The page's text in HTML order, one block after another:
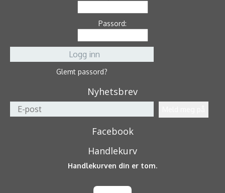
Passord:
Glemt passord?
Nyhetsbrev
Facebook
Handlekurv
Handlekurven din er tom.